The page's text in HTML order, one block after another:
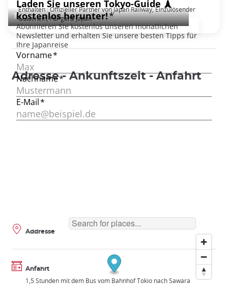
Japan Rail Pass: Unbegrenztes Bahnfahren
Transfer
Enthalten : Offizieller Partner von Japan Railway, Einzulösender
Gutschein, Für ganz Japan
Adresse - Ankunftszeit - Anfahrt
Addresse
Anfahrt
1,5 Stunden mit dem Bus vom Bahnhof Tokio nach Sawara